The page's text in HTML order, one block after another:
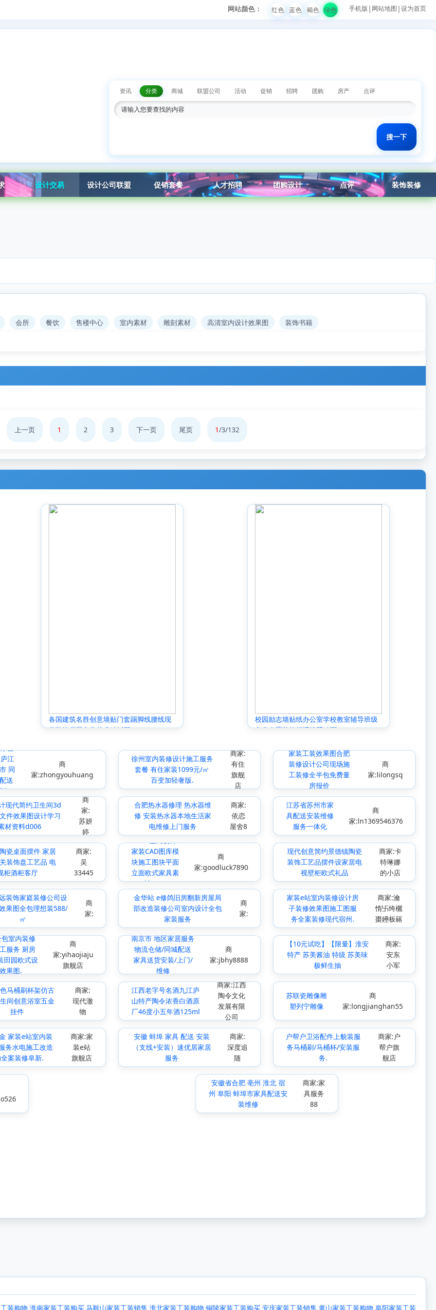
手机版 | 网站地图 |设为首页
红色 蓝色 褐色 绿色
网站颜色：
资讯 分类 商城 联盟公司 活动 促销 招聘 团购 房产 点评
设计交易 设计公司联盟 促销套餐 人才招聘 团购设计 点评 装饰装修
会所 餐饮 售楼中心 室内素材 雕刻素材 高清室内设计效果图 装饰书籍
上一页 1 2 3 下一页 尾页 1/3/132
各国建筑名胜创意墙贴门套踢脚线腰线现
代装饰背景文化艺术贴纸画
校园励志墙贴纸办公室学校教室辅导班级
文化布置装饰标语墙壁贴画
县
江
同
送
务
商
家:zhongyouhuang
徐州室内装修设计施工服务
套餐 有住家装1099元/㎡
百变加轻奢版.
商家:
有住
旗舰
店
家装工装效果图合肥
装修设计公司现场施
工装修全半包免费量
房报价
商
家:lilongsq
现代简约卫生间3d
件效果图设计学习
材资料d006
商
家:
苏妍
婷
合肥热水器修理 热水器维
修 安装热水器本地生活家
电维修上门服务
商家:
依恋
屋舍8
江苏省苏州市家
具配送安装维修
服务一体化
商
家:ln1369546376
瓷桌面摆件 家居
装饰盘工艺品 电
柜酒柜客厅
商家:
吴
33445
2015室内设计
家装CAD图库模
块施工图块平面
立面欧式家具素
材DWG
商
家:goodluck7890
现代创意简约景德镇陶瓷
装饰工艺品摆件设家居电
视壁柜欧式礼品
商家:卡
特琳娜
的小店
装饰家庭装修公司设
果图全包理想装588/
㎡
商
家:
金华站 e修鸽旧房翻新房屋局
部改造装修公司室内设计全包
家装服务
商
家:
家装e站室内装修设计房
子装修效果图施工图服
务全案装修现代宿州.
商家:瀹
惰卐绔欐
棗鑸板簵
室内装修
服务 厨房
田园欧式设
果图.
商
家:yihaojiaju
旗舰店
南京市 地区家居服务
物流仓储/同城配送
家具送货安装/上门/
维修
商
家:jbhy8888
【10元试吃】【限量】淮安
特产 苏美酱油 特级 苏美味
极鲜生抽
商家:
安东
小军
马桶刷杯架仿古
间创意浴室五金
挂件
商家:
现代澈
物
江西老字号名酒九江庐
山特产陶令浓香白酒原
厂46度小五年酒125ml
商家:江西
陶令文化
发展有限
公司
苏联瓷雕像雕
塑列宁雕像
商
家:longjianghan55
家装e站室内装
务水电施工改造
案装修阜新.
商家:家
装e站
旗舰店
安徽 蚌埠 家具 配送 安装
（支线+安装）速优居家居
服务
商家:
深度追
随
户帮户卫浴配件上貌装服
务马桶刷/马桶杯/安装服
务.
商家:户
帮户旗
舰店
安徽省合肥 亳州 淮北 宿
州 阜阳 蚌埠市家具配送安
装维修
商家:家
具服务
88
装购物 淮南家装工装购买 马鞍山家装工装销售 淮北家装工装购物 铜陵家装工装购买 安庆家装工装销售 黄山家装工装购物 阜阳家装工装